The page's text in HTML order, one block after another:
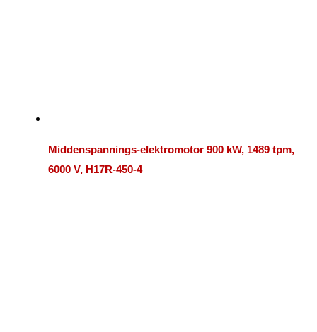
Middenspannings-elektromotor 900 kW, 1489 tpm,
6000 V, H17R-450-4